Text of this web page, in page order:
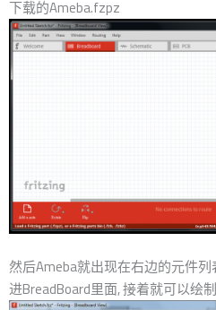
下载的Ameba.fzpz
然后Ameba就出现在右边的元件
进BreadBoard里面, 接着就可以绘